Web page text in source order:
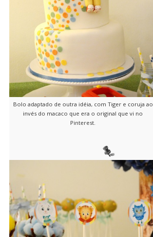
Bolo adaptado de outra idéia, com Tiger e coruja ao
invés do macaco que era o original que vi no
Pinterest.